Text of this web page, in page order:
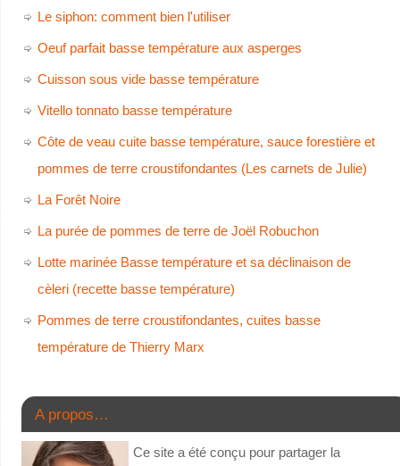
Le siphon: comment bien l'utiliser
Oeuf parfait basse température aux asperges
Cuisson sous vide basse température
Vitello tonnato basse température
Côte de veau cuite basse température, sauce forestière et
pommes de terre croustifondantes (Les carnets de Julie)
La Forêt Noire
La purée de pommes de terre de Joël Robuchon
Lotte marinée Basse température et sa déclinaison de
cèleri (recette basse température)
Pommes de terre croustifondantes, cuites basse
température de Thierry Marx
A propos…
Ce site a été conçu pour partager la